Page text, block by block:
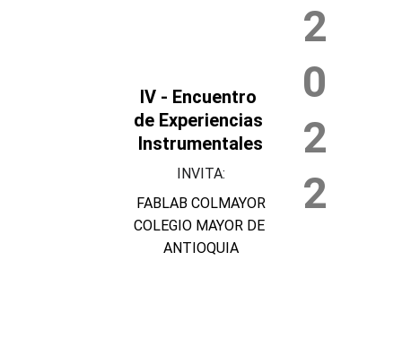
2
0
2
2
IV - Encuentro
de Experiencias
Instrumentales
INVITA:
FABLAB COLMAYOR
COLEGIO MAYOR DE
ANTIOQUIA